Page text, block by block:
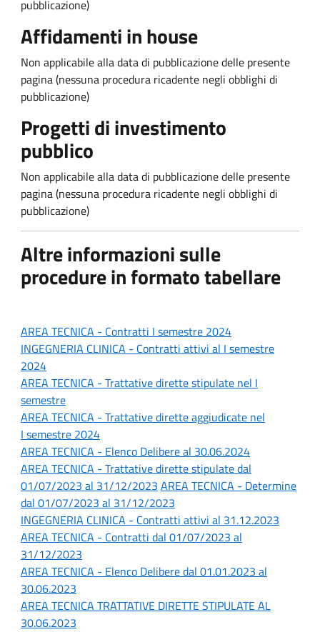
pubblicazione)
Affidamenti in house
Non applicabile alla data di pubblicazione delle presente
pagina (nessuna procedura ricadente negli obblighi di
pubblicazione)
Progetti di investimento
pubblico
Non applicabile alla data di pubblicazione delle presente
pagina (nessuna procedura ricadente negli obblighi di
pubblicazione)
Altre informazioni sulle
procedure in formato tabellare
AREA TECNICA - Contratti I semestre 2024
INGEGNERIA CLINICA - Contratti attivi al I semestre
2024
AREA TECNICA - Trattative dirette stipulate nel I
semestre
AREA TECNICA - Trattative dirette aggiudicate nel
I semestre 2024
AREA TECNICA - Elenco Delibere al 30.06.2024
AREA TECNICA - Trattative dirette stipulate dal
01/07/2023 al 31/12/2023 AREA TECNICA - Determine
dal 01/07/2023 al 31/12/2023
INGEGNERIA CLINICA - Contratti attivi al 31.12.2023
AREA TECNICA - Contratti dal 01/07/2023 al
31/12/2023
AREA TECNICA - Elenco Delibere dal 01.01.2023 al
30.06.2023
AREA TECNICA TRATTATIVE DIRETTE STIPULATE AL
30.06.2023